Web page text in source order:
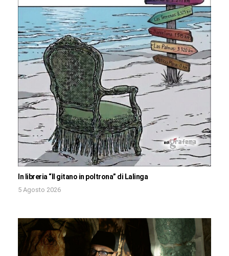
In libreria “Il gitano in poltrona” di Lalinga
5 Agosto 2026